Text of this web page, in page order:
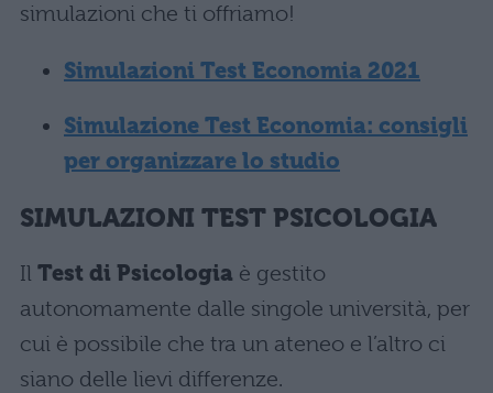
simulazioni che ti offriamo!
Simulazioni Test Economia 2021
Simulazione Test Economia: consigli
per organizzare lo studio
SIMULAZIONI TEST PSICOLOGIA
Il Test di Psicologia è gestito
autonomamente dalle singole università, per
cui è possibile che tra un ateneo e l’altro ci
siano delle lievi differenze.